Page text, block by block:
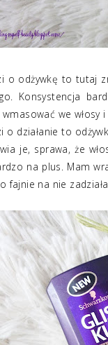
o odżywkę to tutaj
Konsystencja
we włosy
o działanie to
je, sprawa, że
na plus. Mam
fajnie na nie